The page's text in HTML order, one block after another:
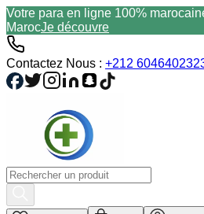
Votre para en ligne 100%
MarocJe découvre
Contactez Nous : +212